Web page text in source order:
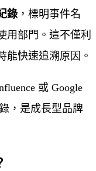
錄 ，標明事件名
用部門。這不僅利
能快速追溯原因。
或 Google
，是成長型品牌